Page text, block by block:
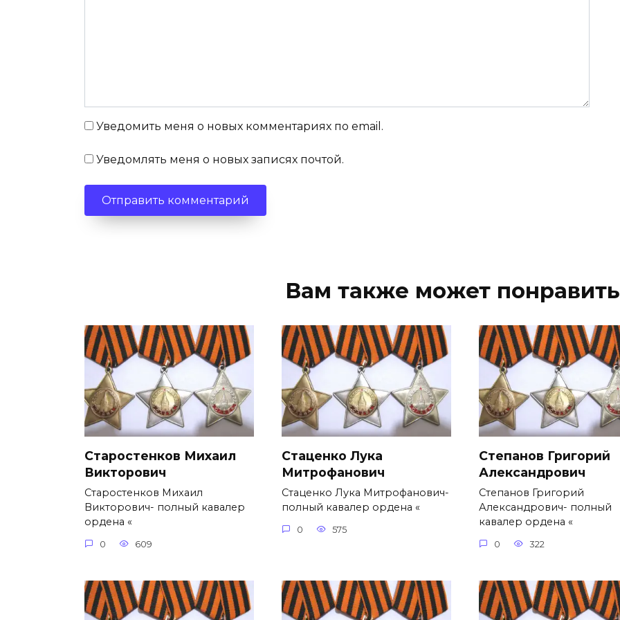
Уведомить меня о новых комментариях по email.
Уведомлять меня о новых записях почтой.
Вам также может
Старостенков Михаил
Викторович
Старостенков Михаил
Викторович- полный кавалер
ордена «
0 609
Стаценко Лука
Митрофанович
Стаценко Лука Митрофанович-
полный кавалер ордена «
0 575
Степанов Григорий
Александро­вич
Степанов Григорий
Александро­вич- полный
кавалер ордена «
0 322